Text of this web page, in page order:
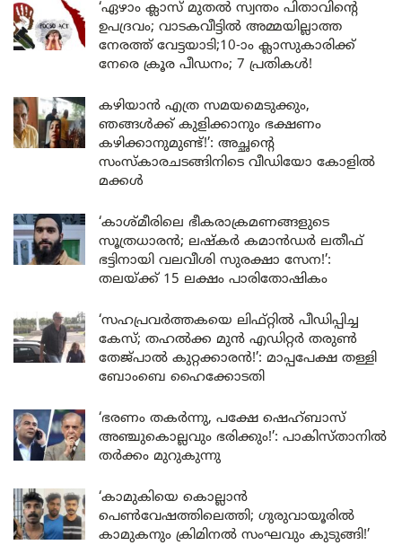
‘ഏഴാം ക്ലാസ് മുതൽ സ്വന്തം പിതാവിന്റെ
ഉപദ്രവം; വാടകവീട്ടിൽ അമ്മയില്ലാത്ത
നേരത്ത് വേട്ടയാടി;10-ാം ക്ലാസുകാരിക്ക്
നേരെ ക്രൂര പീഡനം; 7 പ്രതികൾ!
കഴിയാൻ എത്ര സമയമെടുക്കും,
ഞങ്ങൾക്ക് കുളിക്കാനും ഭക്ഷണം
കഴിക്കാനുമുണ്ട്!’: അച്ഛന്റെ
സംസ്കാരചടങ്ങിനിടെ വീഡിയോ കോളിൽ
മക്കൾ
‘കാശ്മീരിലെ ഭീകരാക്രമണങ്ങളുടെ
സൂത്രധാരൻ; ലഷ്കർ കമാൻഡർ ലതീഫ്
ഭട്ടിനായി വലവീശി സുരക്ഷാ സേന!’:
തലയ്ക്ക് 15 ലക്ഷം പാരിതോഷികം
‘സഹപ്രവർത്തകയെ ലിഫ്റ്റിൽ പീഡിപ്പിച്ച
കേസ്; തഹൽക്ക മുൻ എഡിറ്റർ തരുൺ
തേജ്പാൽ കുറ്റക്കാരൻ!’: മാപ്പപേക്ഷ തള്ളി
ബോംബെ ഹൈക്കോടതി
‘ഭരണം തകർന്നു, പക്ഷേ ഷെഹ്ബാസ്
അഞ്ചുകൊല്ലവും ഭരിക്കും!’: പാകിസ്താനിൽ
തർക്കം മുറുകുന്നു
‘കാമുകിയെ കൊല്ലാൻ
പെൺവേഷത്തിലെത്തി; ഗുരുവായൂരിൽ
കാമുകനും ക്രിമിനൽ സംഘവും കുടുങ്ങി!’